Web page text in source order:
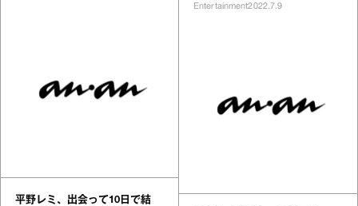
平野レミ、出会って10日で結
Entertainment2022.7.9